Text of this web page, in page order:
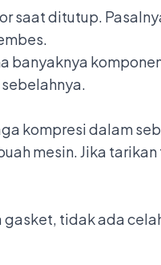
saat ditutup.
banyaknya
kompresi dalam
mesin. Jika
gasket, tidak ada